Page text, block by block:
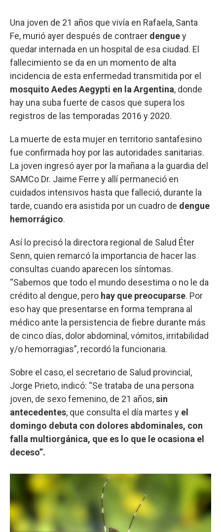
Una joven de 21 años que vivía en Rafaela, Santa
Fe, murió ayer después de contraer denguey
quedar internada en un hospital de esa ciudad. El
fallecimiento se da en un momento de alta
incidencia de esta enfermedad transmitida por el
mosquito Aedes Aegypti en la Argentina, donde
hay una suba fuerte de casos que supera los
registros de las temporadas 2016 y 2020.
La muerte de esta mujer en territorio santafesino
fue confirmada hoy por las autoridades sanitarias.
La joven ingresó ayer por la mañana a la guardia del
SAMCo Dr. Jaime Ferre y allí permaneció en
cuidados intensivos hasta que falleció, durante la
tarde, cuando era asistida por un cuadro de dengue
hemorrágico.
Así lo precisó la directora regional de Salud Éter
Senn, quien remarcó la importancia de hacer las
consultas cuando aparecen los síntomas.
“Sabemos que todo el mundo desestima o no le da
crédito al dengue, pero hay que preocuparse. Por
eso hay que presentarse en forma temprana al
médico ante la persistencia de fiebre durante más
de cinco días, dolor abdominal, vómitos, irritabilidad
y/o hemorragias”, recordó la funcionaria.
Sobre el caso, el secretario de Salud provincial,
Jorge Prieto, indicó: “Se trataba de una persona
joven, de sexo femenino, de 21 años,sin
antecedentes, que consulta el día martes y el
domingo debuta con dolores abdominales, con
falla multiorgánica, que es lo que le ocasiona el
deceso”.